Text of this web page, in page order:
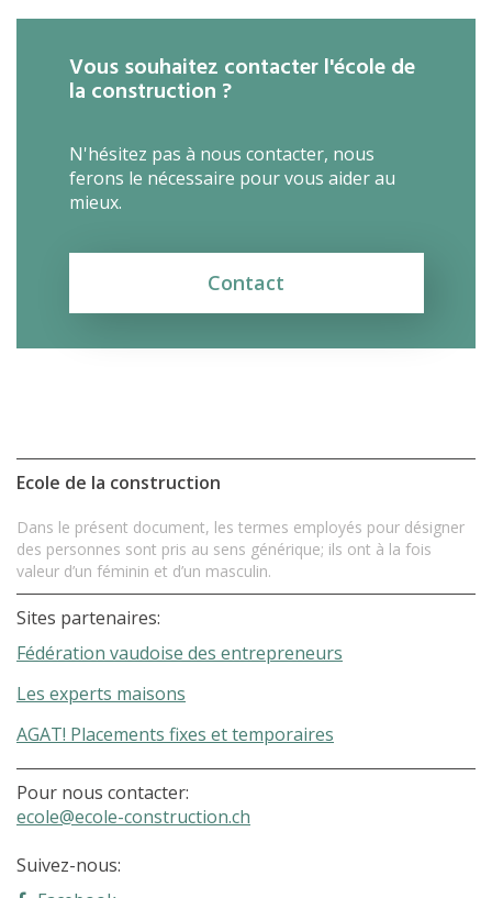
Vous souhaitez contacter l'école de
la construction ?
N'hésitez pas à nous contacter, nous
ferons le nécessaire pour vous aider au
mieux.
Contact
Ecole de la construction
Dans le présent document, les termes employés pour désigner
des personnes sont pris au sens générique; ils ont à la fois
valeur d’un féminin et d’un masculin.
Sites partenaires:
Fédération vaudoise des entrepreneurs
Les experts maisons
AGAT! Placements fixes et temporaires
Pour nous contacter:
ecole@ecole-construction.ch
Suivez-nous: